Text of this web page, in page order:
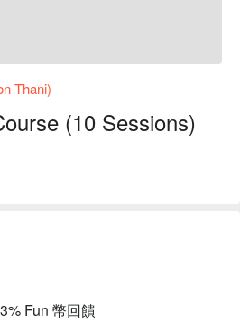
Thani)
(10 Sessions)
Fun 幣回饋